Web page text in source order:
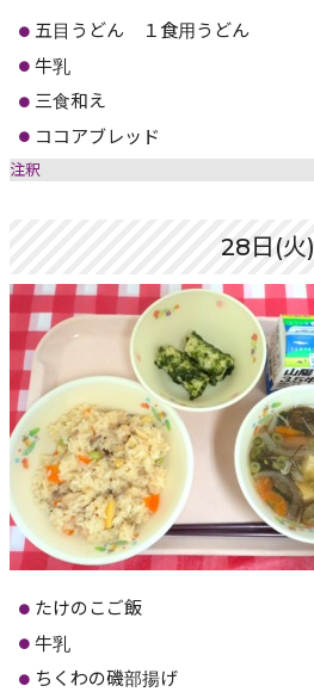
五目うどん １食用うどん
牛乳
三食和え
ココアブレッド
注釈
28日(火)
たけのこご飯
牛乳
ちくわの磯部揚げ